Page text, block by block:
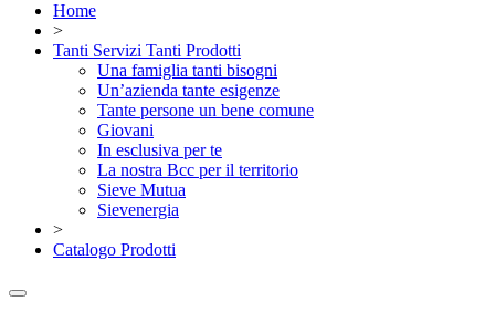
Home
>
Tanti Servizi Tanti Prodotti
Una famiglia tanti bisogni
Un’azienda tante esigenze
Tante persone un bene comune
Giovani
In esclusiva per te
La nostra Bcc per il territorio
Sieve Mutua
Sievenergia
>
Catalogo Prodotti